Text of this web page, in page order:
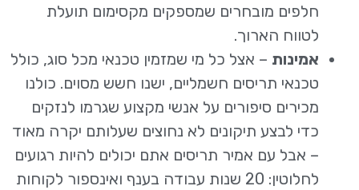
חלפים מובחרים שמספקים מקסימום תועלת
לטווח הארוך.
אמינות – אצל כל מי שמזמין טכנאי מכל סוג, כולל
טכנאי תריסים חשמליים, ישנו חשש מסוים. כולנו
מכירים סיפורים על אנשי מקצוע שגרמו לנזקים
כדי לבצע תיקונים לא נחוצים שעלותם יקרה מאוד
– אבל עם אמיר תריסים אתם יכולים להיות רגועים
לחלוטין: 20 שנות עבודה בענף ואינספור לקוחות